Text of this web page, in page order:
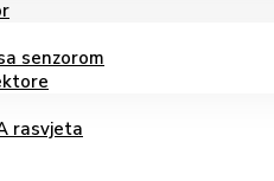
senzorom
rasvjeta